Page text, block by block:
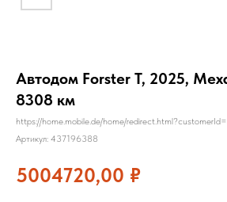
Автодом Forster T, 2025,
8308 км
https://home.mobile.de/home/
Артикул: 437196388
5004720,00 ₽